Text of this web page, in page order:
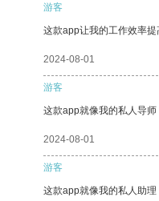
游客
这款app让我的工作效率
2024-08-01
游客
这款app就像我的私人导师
2024-08-01
游客
这款app就像我的私人助